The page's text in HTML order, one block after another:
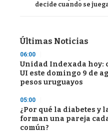
decide cuando se
Últimas Noticias
06:00
Unidad Indexada hoy:
UI este domingo 9 de
pesos uruguayos
05:00
¿Por qué la diabetes y
forman una pareja
común?